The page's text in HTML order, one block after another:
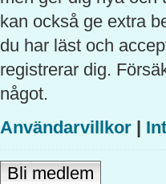
kan också ge extra
du har läst och
registrerar dig.
något.
Användarvillkor |
Bli medlem